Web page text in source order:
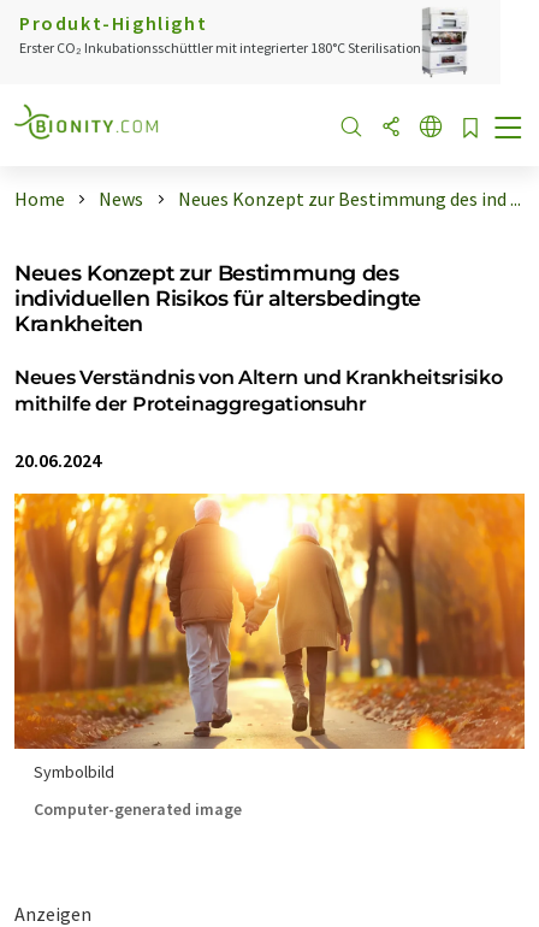
Produkt-Highlight
Erster CO₂ Inkubationsschüttler mit integrierter 180°C Sterilisation
Home News Neues Konzept zur Bestimmung des ind ...
Neues Konzept zur Bestimmung des
individuellen Risikos für altersbedingte
Krankheiten
Neues Verständnis von Altern und Krankheitsrisiko
mithilfe der Proteinaggregationsuhr
20.06.2024
Symbolbild
Computer-generated image
Anzeigen